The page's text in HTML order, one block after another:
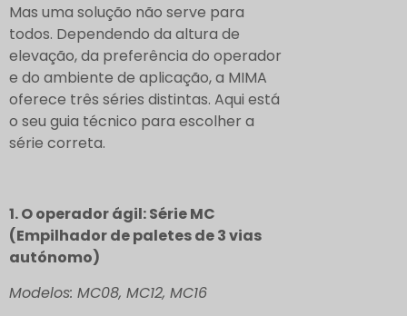
Mas uma solução não serve para
todos. Dependendo da altura de
elevação, da preferência do operador
e do ambiente de aplicação, a MIMA
oferece três séries distintas. Aqui está
o seu guia técnico para escolher a
série correta.
1. O operador ágil: Série MC
(Empilhador de paletes de 3 vias
autónomo)
Modelos: MC08, MC12, MC16